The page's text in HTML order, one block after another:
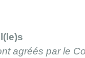
agréés par le